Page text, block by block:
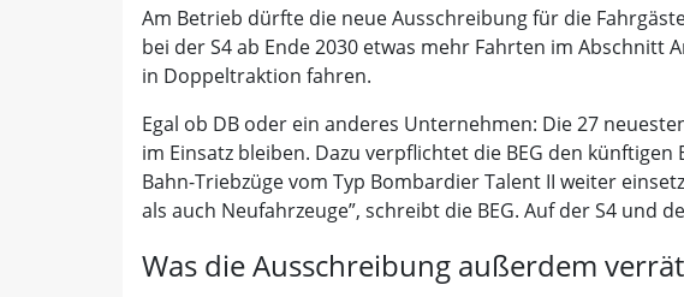
Am Betrieb dürfte die neue Ausschreibung für die
bei der S4 ab Ende 2030 etwas mehr Fahrten im Abschnitt
in Doppeltraktion fahren.
Egal ob DB oder ein anderes Unternehmen: Die 27
im Einsatz bleiben. Dazu verpflichtet die BEG den
Bahn-Triebzüge vom Typ Bombardier Talent II weiter
als auch Neufahrzeuge”, schreibt die BEG. Auf der S4 und
Was die Ausschreibung außerdem verrät